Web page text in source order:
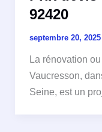
92420
septembre 20, 2025
La rénovation
Vaucresson,
Seine, est un